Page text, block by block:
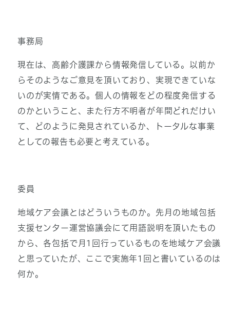
事務局
現在は、高齢介護課から情報発信している。以前か
らそのようなご意見を頂いており、実現できていな
いのが実情である。個人の情報をどの程度発信する
のかということ、また行方不明者が年間どれだけい
て、どのように発見されているか、トータルな事業
としての報告も必要と考えている。
委員
地域ケア会議とはどういうものか。先月の地域包括
支援センター運営協議会にて用語説明を頂いたもの
から、各包括で月1回行っているものを地域ケア会議
と思っていたが、ここで実施年1回と書いているのは
何か。